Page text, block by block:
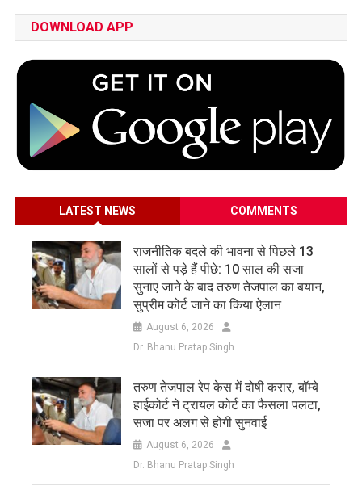
DOWNLOAD APP
LATEST NEWS COMMENTS
राजनीतिक बदले की भावना से पिछले 13
सालों से पड़े हैं पीछे: 10 साल की सजा
सुनाए जाने के बाद तरुण तेजपाल का बयान,
सुप्रीम कोर्ट जाने का किया ऐलान
August 6, 2026
Dr. Bhanu Pratap Singh
तरुण तेजपाल रेप केस में दोषी करार, बॉम्बे
हाईकोर्ट ने ट्रायल कोर्ट का फैसला पलटा,
सजा पर अलग से होगी सुनवाई
August 6, 2026
Dr. Bhanu Pratap Singh